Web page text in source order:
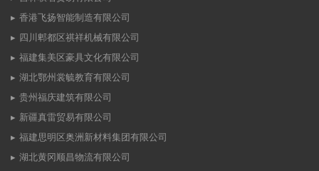
香港飞扬智能制造有限公司
四川郫都区祺祥机械有限公司
福建集美区豪具文化有限公司
湖北鄂州裳毓教育有限公司
贵州福庆建筑有限公司
新疆真雷贸易有限公司
福建思明区奥洲新材料集团有限公司
湖北黄冈顺昌物流有限公司